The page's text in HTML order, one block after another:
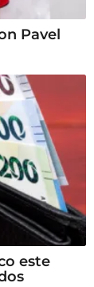
Pavel
este